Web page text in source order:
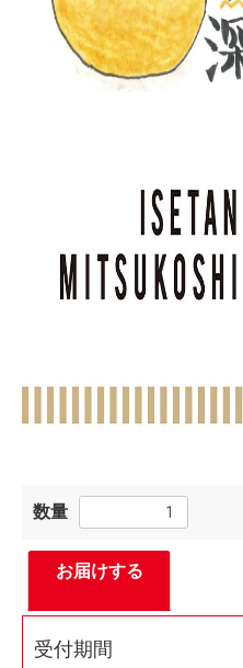
数量
お届けする
受付期間